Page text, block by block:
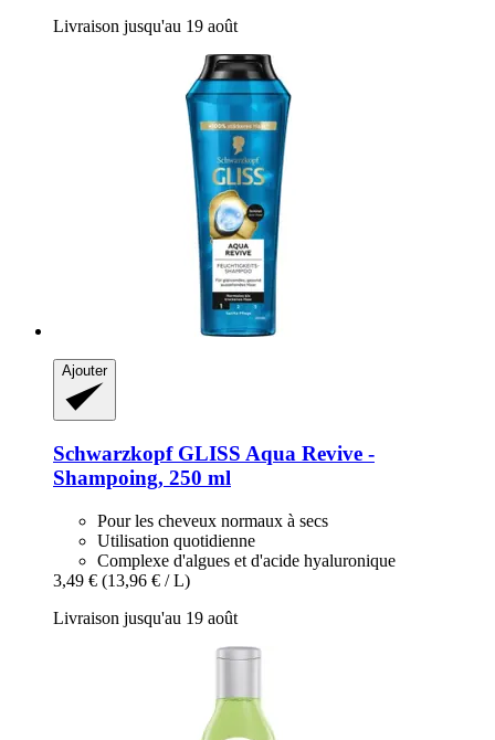
Livraison jusqu'au 19 août
Ajouter
SchwarzkopfGLISS Aqua Revive -​
Shampoing, 250 ml
Pour les cheveux normaux à secs
Utilisation quotidienne
Complexe d'algues et d'acide hyaluronique
3,49 € (13,96 € / L)
Livraison jusqu'au 19 août